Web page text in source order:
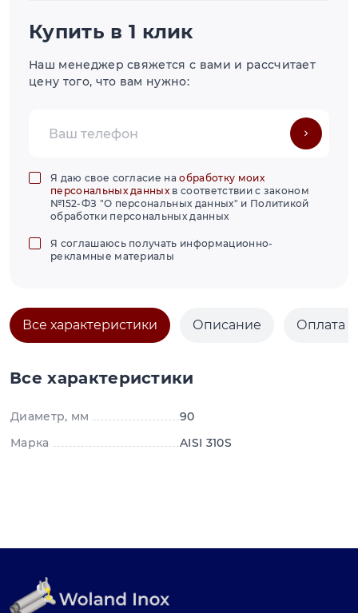
Купить в 1 клик
Наш менеджер свяжется с вами и рассчитает
цену того, что вам нужно:
Я даю свое согласие наобработку моих
персональных данныхв соответствии с законом
№152-ФЗ "О персональных данных" и Политикой
обработки персональных данных
Я соглашаюсь получать информационно-
рекламные материалы
Все характеристики Описание Оплата
Все характеристики
Диаметр, мм
90
Марка
AISI 310S